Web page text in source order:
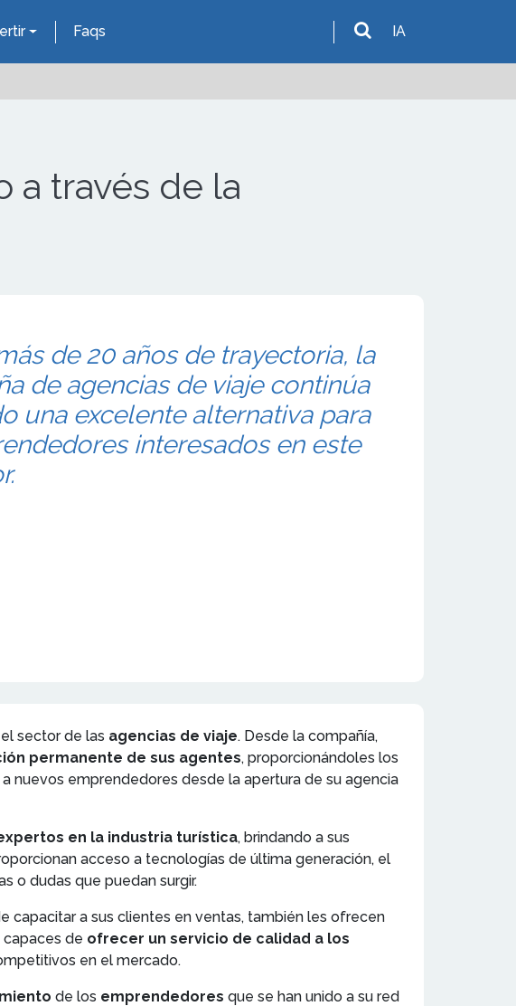
Faqs IA
a través de la
de 20 años de trayectoria, la
de agencias de viaje continúa
una excelente alternativa para
interesados en este
sector de las agencias de viaje. Desde la compañía,
permanente de sus agentes, proporcionándoles los
nuevos emprendedores desde la apertura de su agencia
en la industria turística, brindando a sus
acceso a tecnologías de última generación, el
o dudas que puedan surgir.
capacitar a sus clientes en ventas, también les ofrecen
de ofrecer un servicio de calidad a los
en el mercado.
de los emprendedores que se han unido a su red